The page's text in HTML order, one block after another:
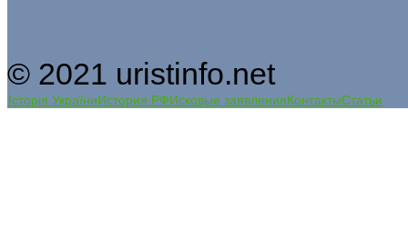
© 2021 uristinfo.net
Історія УкраїниИстория РФИсковые заявленияКонтактыСтатьи